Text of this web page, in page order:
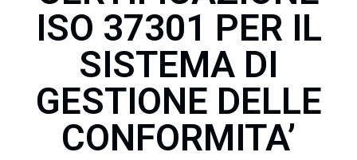
ISO 37301 PER IL
SISTEMA DI
GESTIONE DELLE
CONFORMITA’